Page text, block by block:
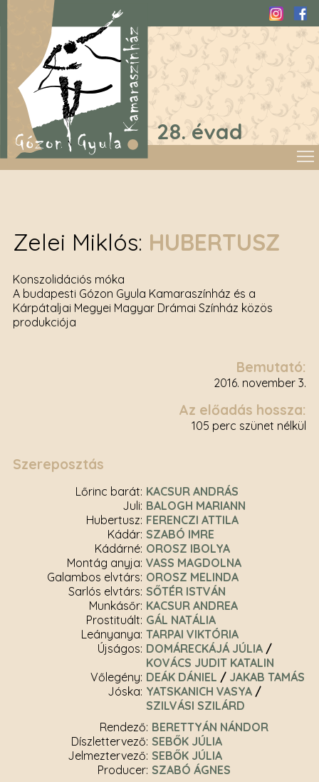
28. évad
Zelei Miklós HUBERTUSZ
Konszolidációs móka
A budapesti Gózon Gyula Kamaraszínház és a
Kárpátaljai Megyei Magyar Drámai Színház közös
produkciója
Bemutató:
2016. november 3.
Az előadás hossza:
105 perc szünet nélkül
Szereposztás
Lőrinc barát KACSUR ANDRÁS
Juli BALOGH MARIANN
Hubertusz FERENCZI ATTILA
Kádár SZABÓ IMRE
Kádárné OROSZ IBOLYA
Montág anyja VASS MAGDOLNA
Galambos elvtárs OROSZ MELINDA
Sarlós elvtárs SŐTÉR ISTVÁN
Munkásőr KACSUR ANDREA
Prostituált GÁL NATÁLIA
Leányanya TARPAI VIKTÓRIA
Újságos DOMÁRECKÁJÁ JÚLIA
KOVÁCS JUDIT KATALIN
Vőlegény DEÁK DÁNIEL
JAKAB TAMÁS
Jóska YATSKANICH VASYA
SZILVÁSI SZILÁRD
rendező BERETTYÁN NÁNDOR
díszlettervező SEBŐK JÚLIA
jelmeztervező SEBŐK JÚLIA
producer SZABÓ ÁGNES